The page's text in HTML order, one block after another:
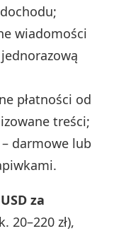
wiadomości
płatności od
treści;
– darmowe lub
za
20–220 zł),